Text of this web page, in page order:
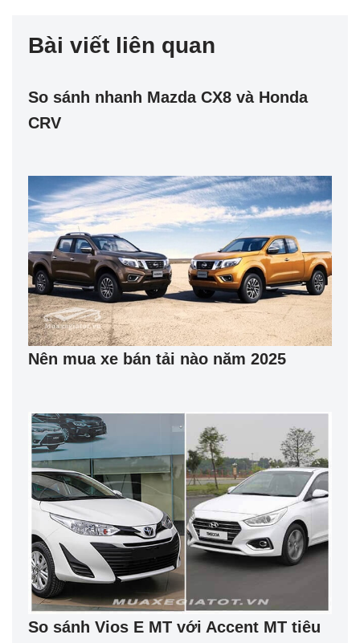
Bài viết liên quan
So sánh nhanh Mazda CX8 và Honda
CRV
Nên mua xe bán tải nào năm 2025
So sánh Vios E MT với Accent MT tiêu